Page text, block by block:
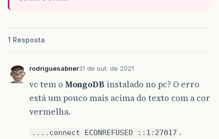
1 Resposta
rodriguesabner31 de out. de 2021
vc tem o MongoDB instalado no pc? O erro
está um pouco mais acima do texto com a cor
vermelha.
....connect ECONREFUSED ::1:27017 .